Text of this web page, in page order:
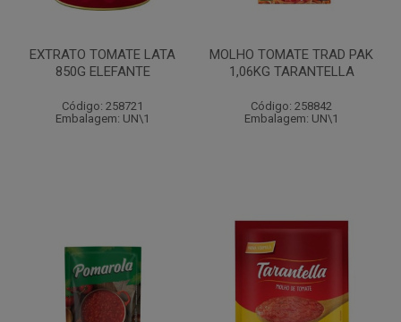
EXTRATO TOMATE LATA
850G ELEFANTE
Código: 258721
Embalagem: UN\1
MOLHO TOMATE TRAD PAK
1,06KG TARANTELLA
Código: 258842
Embalagem: UN\1